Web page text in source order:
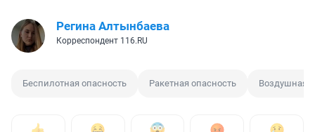
Регина Алтынбаева
Корреспондент 116.RU
Беспилотная опасность Ракетная опасность Воздушная